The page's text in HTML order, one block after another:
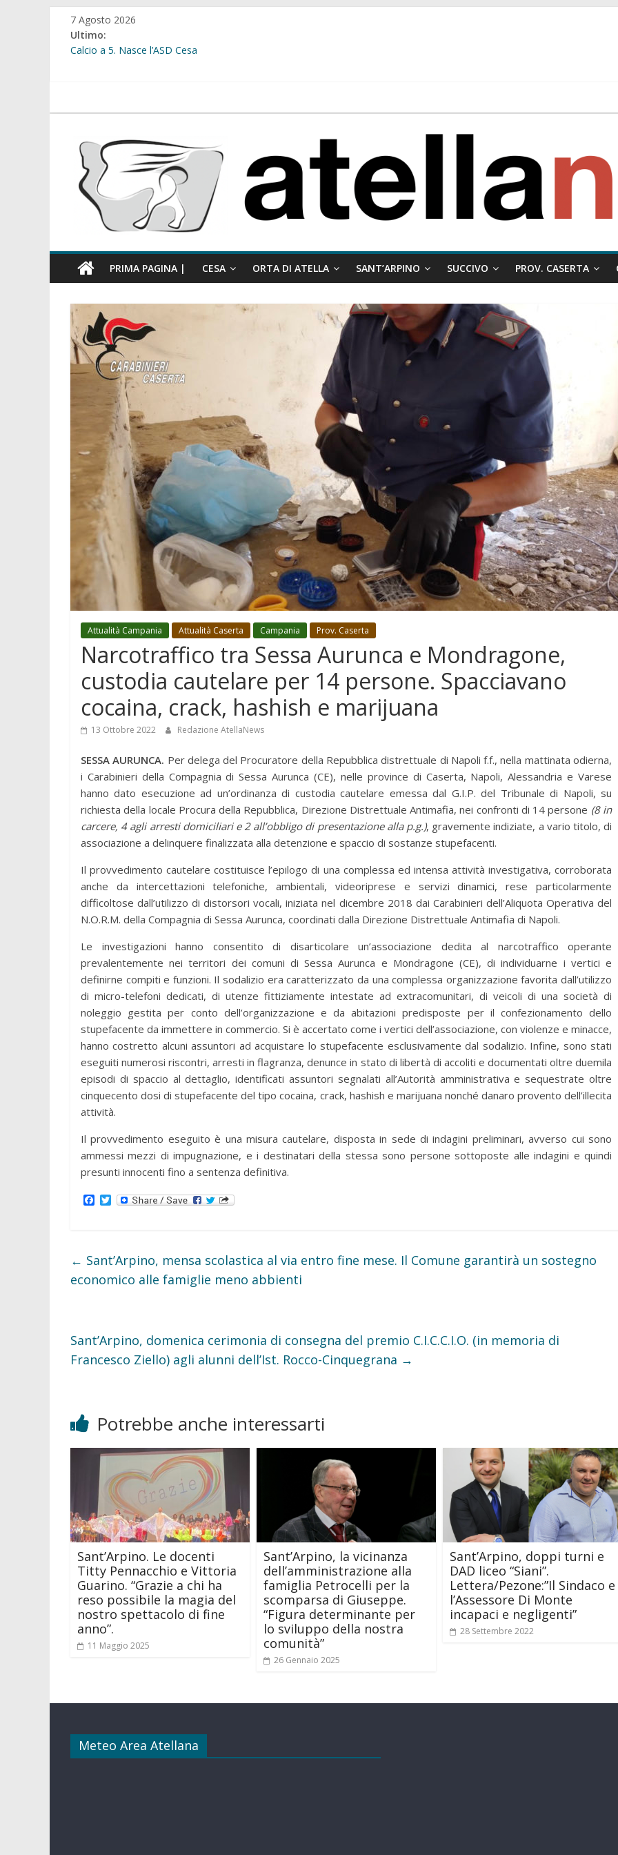
Salta
contenuto
7 Agosto 2026
Ultimo:
Calcio a 5. Nasce l’ASD Cesa
comunale”
atellanews.it
PRIMA PAGINA | CESA ORTA DI ATELLA SANT’ARPINO SUCCIVO PROV. CASERTA
Attualità Campania Attualità Caserta Campania Prov. Caserta
Narcotraffico tra Sessa Aurunca e Mondragone,
custodia cautelare per 14 persone. Spacciavano
cocaina, crack, hashish e marijuana
13 Ottobre 2022 Redazione AtellaNews
SESSA AURUNCA. Per delega del Procuratore della Repubblica distrettuale di Napoli f.f., nella mattinata odierna,
i Carabinieri della Compagnia di Sessa Aurunca (CE), nelle province di Caserta, Napoli, Alessandria e Varese
hanno dato esecuzione ad un’ordinanza di custodia cautelare emessa dal G.I.P. del Tribunale di Napoli, su
richiesta della locale Procura della Repubblica, Direzione Distrettuale Antimafia, nei confronti di 14 persone (8 in
carcere, 4 agli arresti domiciliari e 2 all’obbligo di presentazione alla p.g.), gravemente indiziate, a vario titolo, di
associazione a delinquere finalizzata alla detenzione e spaccio di sostanze stupefacenti.
Il provvedimento cautelare costituisce l’epilogo di una complessa ed intensa attività investigativa, corroborata
anche da intercettazioni telefoniche, ambientali, videoriprese e servizi dinamici, rese particolarmente
difficoltose dall’utilizzo di distorsori vocali, iniziata nel dicembre 2018 dai Carabinieri dell’Aliquota Operativa del
N.O.R.M. della Compagnia di Sessa Aurunca, coordinati dalla Direzione Distrettuale Antimafia di Napoli.
Le investigazioni hanno consentito di disarticolare un’associazione dedita al narcotraffico operante
prevalentemente nei territori dei comuni di Sessa Aurunca e Mondragone (CE), di individuarne i vertici e
definirne compiti e funzioni. Il sodalizio era caratterizzato da una complessa organizzazione favorita dall’utilizzo
di micro-telefoni dedicati, di utenze fittiziamente intestate ad extracomunitari, di veicoli di una società di
noleggio gestita per conto dell’organizzazione e da abitazioni predisposte per il confezionamento dello
stupefacente da immettere in commercio. Si è accertato come i vertici dell’associazione, con violenze e minacce,
hanno costretto alcuni assuntori ad acquistare lo stupefacente esclusivamente dal sodalizio. Infine, sono stati
eseguiti numerosi riscontri, arresti in flagranza, denunce in stato di libertà di accoliti e documentati oltre duemila
episodi di spaccio al dettaglio, identificati assuntori segnalati all’Autorità amministrativa e sequestrate oltre
cinquecento dosi di stupefacente del tipo cocaina, crack, hashish e marijuana nonché danaro provento dell’illecita
attività.
Il provvedimento eseguito è una misura cautelare, disposta in sede di indagini preliminari, avverso cui sono
ammessi mezzi di impugnazione, e i destinatari della stessa sono persone sottoposte alle indagini e quindi
presunti innocenti fino a sentenza definitiva.
o
o
k
T
e
r
← Sant’Arpino, mensa scolastica al via entro fine mese. Il Comune garantirà un sostegno
economico alle famiglie meno abbienti
Sant’Arpino, domenica cerimonia di consegna del premio C.I.C.C.I.O. (in memoria di
Francesco Ziello) agli alunni dell’Ist. Rocco-Cinquegrana →
Potrebbe anche interessarti
Sant’Arpino. Le docenti
Titty Pennacchio e Vittoria
Guarino. “Grazie a chi ha
reso possibile la magia del
nostro spettacolo di fine
anno”.
11 Maggio 2025
Sant’Arpino, la vicinanza
dell’amministrazione alla
famiglia Petrocelli per la
scomparsa di Giuseppe.
“Figura determinante per
lo sviluppo della nostra
comunità”
26 Gennaio 2025
Sant’Arpino, doppi turni e
DAD liceo “Siani”.
Lettera/Pezone:”Il Sindaco e
l’Assessore Di Monte
incapaci e negligenti”
28 Settembre 2022
Meteo Area Atellana